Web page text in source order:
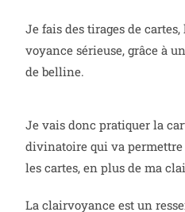
Je fais des tirages de
voyance sérieuse, grâce à
de belline.
Je vais donc pratiquer la
divinatoire qui va
les cartes, en plus de ma
La clairvoyance est un